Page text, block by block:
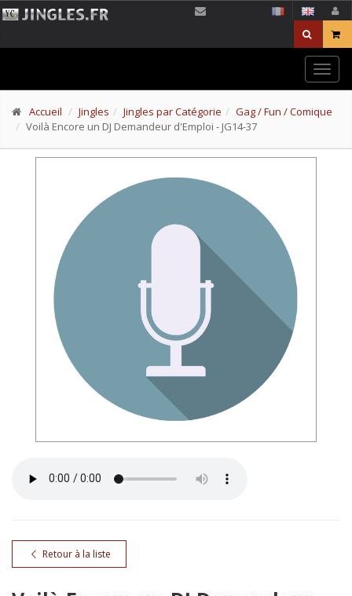
Accueil Jingles Jingles par Catégorie
Gag / Fun / Comique
Voilà Encore un DJ Demandeur d'Emploi - JG14-37
Retour à la liste